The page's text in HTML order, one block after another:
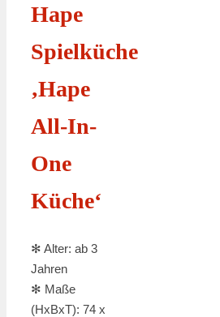
Hape
Spielküche
‚Hape
All-In-
One
Küche‘
✻ Alter: ab 3
Jahren
✻ Maße
(HxBxT): 74 x